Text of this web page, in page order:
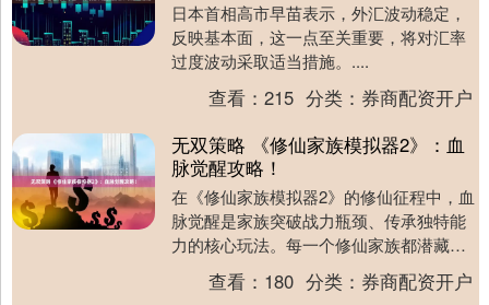
日本首相高市早苗表示，外汇波动稳定，
反映基本面，这一点至关重要，将对汇率
过度波动采取适当措施。....
查看：215 分类： 券商配资开户
无双策略 《修仙家族模拟器2》：血
脉觉醒攻略！
在《修仙家族模拟器2》的修仙征程中，血
脉觉醒是家族突破战力瓶颈、传承独特能
力的核心玩法。每一个修仙家族都潜藏着
远古血脉之力，从“炎凰焚天”到“玄龟御
水”，觉醒后....
查看： 180 分类： 券商配资开户